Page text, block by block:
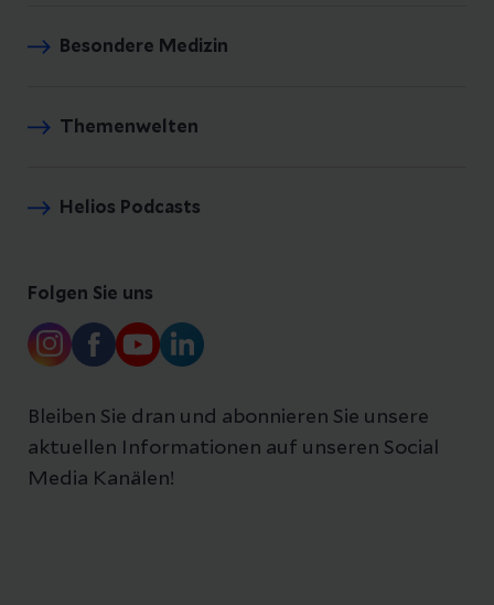
Besondere Medizin
Themenwelten
Helios Podcasts
Folgen Sie uns
Bleiben Sie dran und abonnieren Sie unsere
aktuellen Informationen auf unseren Social
Media Kanälen!